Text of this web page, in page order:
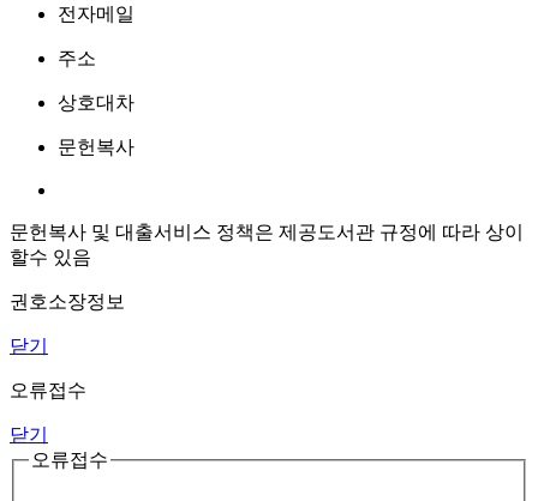
전자메일
주소
상호대차
문헌복사
문헌복사 및 대출서비스 정책은 제공도서관 규정에 따라 상이
할수 있음
권호소장정보
닫기
오류접수
닫기
오류접수